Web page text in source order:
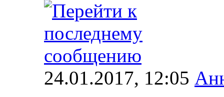
24.01.2017, 12:05